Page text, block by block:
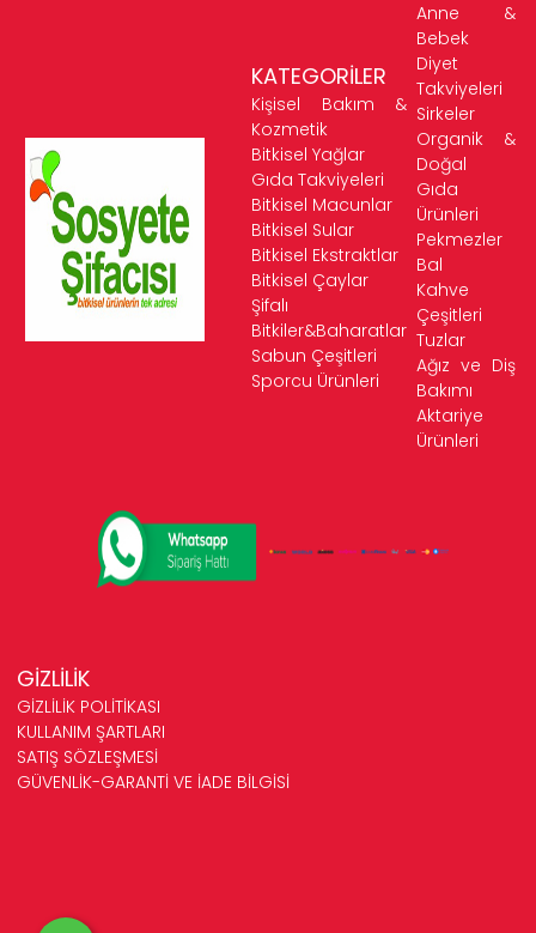
KATEGORİLER
Kişisel Bakım &
Kozmetik
Bitkisel Yağlar
Gıda Takviyeleri
Bitkisel Macunlar
Bitkisel Sular
Bitkisel Ekstraktlar
Bitkisel Çaylar
Şifalı
Bitkiler&Baharatlar
Sabun Çeşitleri
Sporcu Ürünleri
Anne &
Bebek
Diyet
Takviyeleri
Sirkeler
Organik &
Doğal
Gıda
Ürünleri
Pekmezler
Bal
Kahve
Çeşitleri
Tuzlar
Ağız ve Diş
Bakımı
Aktariye
Ürünleri
GİZLİLİK
GİZLİLİK POLİTİKASI
KULLANIM ŞARTLARI
SATIŞ SÖZLEŞMESİ
GÜVENLİK-GARANTİ VE İADE BİLGİSİ